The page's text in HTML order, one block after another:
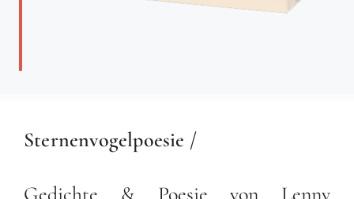
Sternenvogelpoesie /
Gedichte & Poesie von Lenny